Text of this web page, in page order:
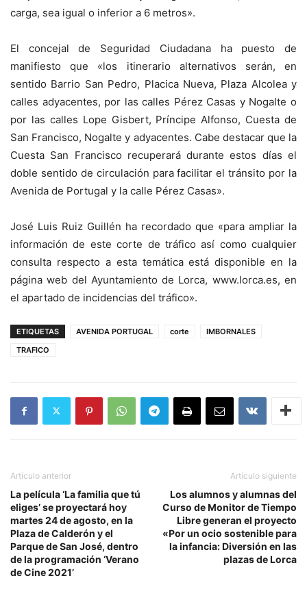
carga, sea igual o inferior a 6 metros».
El concejal de Seguridad Ciudadana ha puesto de
manifiesto que «los itinerario alternativos serán, en
sentido Barrio San Pedro, Placica Nueva, Plaza Alcolea y
calles adyacentes, por las calles Pérez Casas y Nogalte o
por las calles Lope Gisbert, Príncipe Alfonso, Cuesta de
San Francisco, Nogalte y adyacentes. Cabe destacar que la
Cuesta San Francisco recuperará durante estos días el
doble sentido de circulación para facilitar el tránsito por la
Avenida de Portugal y la calle Pérez Casas».
José Luis Ruiz Guillén ha recordado que «para ampliar la
información de este corte de tráfico así como cualquier
consulta respecto a esta temática está disponible en la
página web del Ayuntamiento de Lorca, www.lorca.es, en
el apartado de incidencias del tráfico».
ETIQUETAS AVENIDA PORTUGAL corte
IMBORNALES
TRAFICO
Artículo anterior
La película ‘La familia que tú
eliges’ se proyectará hoy
martes 24 de agosto, en la
Plaza de Calderón y el
Parque de San José, dentro
de la programación ‘Verano
de Cine 2021’
Artículo siguiente
Los alumnos y alumnas del
Curso de Monitor de Tiempo
Libre generan el proyecto
«Por un ocio sostenible para
la infancia: Diversión en las
plazas de Lorca